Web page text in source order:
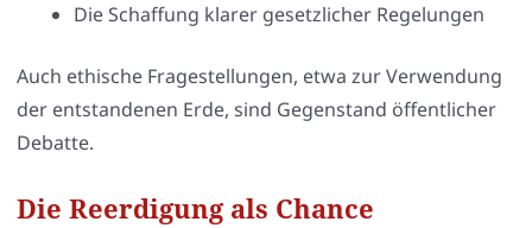
Die Schaf­fung kla­rer gesetz­li­cher Rege­lun­gen
Auch ethi­sche Fra­ge­stel­lun­gen, etwa zur Ver­wen­dung
der ent­stan­de­nen Erde, sind Gegen­stand öffent­li­cher
Debat­te.
Die Reerdigung als Chance